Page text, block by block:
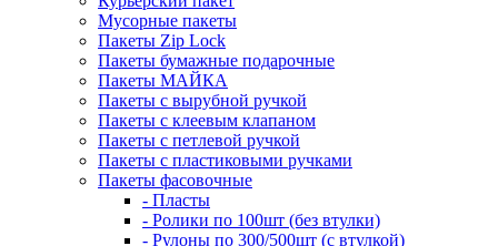
Мусорные пакеты
Пакеты Zip Lock
Пакеты бумажные подарочные
Пакеты МАЙКА
Пакеты с вырубной ручкой
Пакеты с клеевым клапаном
Пакеты с петлевой ручкой
Пакеты с пластиковыми ручками
Пакеты фасовочные
- Пласты
- Ролики по 100шт (без втулки)
- Рулоны по 300/500шт (с втулкой)